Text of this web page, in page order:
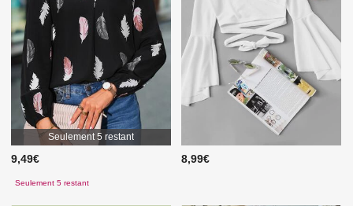
Seulement 5 restant
9,49€
Seulement 5 restant
8,99€